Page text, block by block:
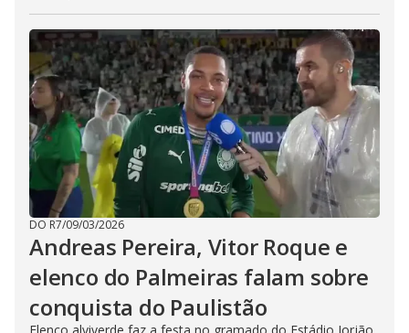
DO R7/09/03/2026
Andreas Pereira, Vitor Roque e
elenco do Palmeiras falam sobre
conquista do Paulistão